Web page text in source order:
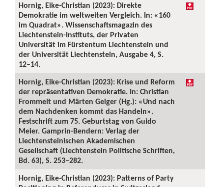
Hornig, Eike-Christian (2023): Direkte
Demokratie im weltweiten Vergleich. In: «160
im Quadrat». Wissenschaftsmagazin des
Liechtenstein-Instituts, der Privaten
Universität im Fürstentum Liechtenstein und
der Universität Liechtenstein, Ausgabe 4, S.
12–14.
Hornig, Eike-Christian (2023): Krise und Reform
der repräsentativen Demokratie. In: Christian
Frommelt und Märten Geiger (Hg.): «Und nach
dem Nachdenken kommt das Handeln».
Festschrift zum 75. Geburtstag von Guido
Meier. Gamprin-Bendern: Verlag der
Liechtensteinischen Akademischen
Gesellschaft (Liechtenstein Politische Schriften,
Bd. 63), S. 253–282.
Hornig, Eike-Christian (2023): Patterns of Party